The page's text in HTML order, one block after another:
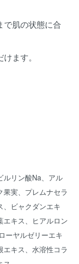
で肌の状態に合
ます。
ルリン酸Na、アル
実、プレムナセラ
、ビャクダンエキ
エキス、ヒアルロン
ーヤルゼリーエキ
キス、水溶性コラ